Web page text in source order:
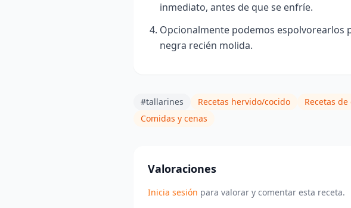
inmediato, antes de que se enfríe.
Opcionalmente podemos espolvorearlos
negra recién molida.
#tallarines Recetas hervido/cocido
Recetas
Comidas y cenas
Valoraciones
Inicia sesión para valorar y comentar esta receta.